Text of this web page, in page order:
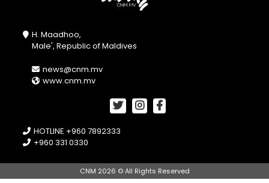
H. Maadhoo,
Male', Republic of Maldives
news@cnm.mv
www.cnm.mv
HOTLINE +960 7892333
+960 331 0330
CNM 2026 © All Rights Reserved